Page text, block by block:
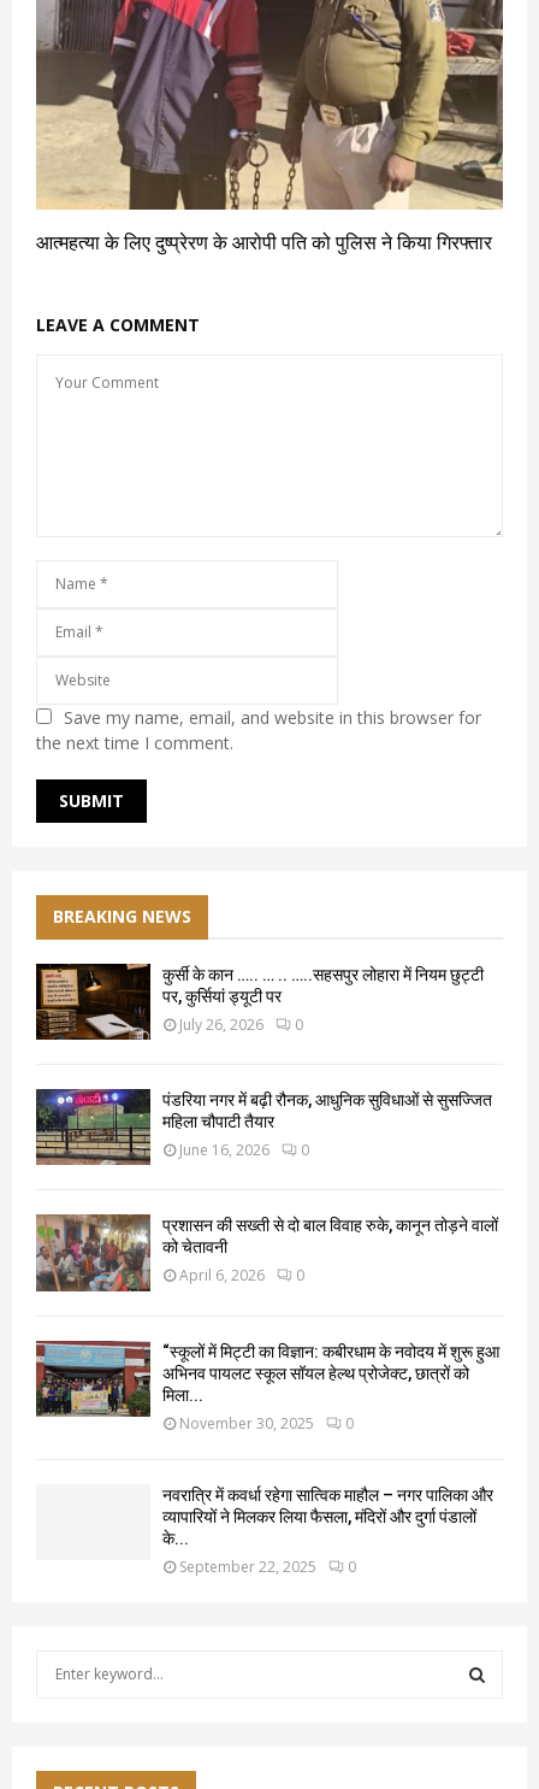
आत्महत्या के लिए दुष्प्रेरण के आरोपी पति को पुलिस ने किया गिरफ्तार
LEAVE A COMMENT
Save my name, email, and website in this browser for
the next time I comment.
BREAKING NEWS
कुर्सी के कान ….. … .. …..सहसपुर लोहारा में नियम छुट्टी
पर, कुर्सियां ड्यूटी पर
July 26, 2026 0
पंडरिया नगर में बढ़ी रौनक, आधुनिक सुविधाओं से सुसज्जित
महिला चौपाटी तैयार
June 16, 2026 0
प्रशासन की सख्ती से दो बाल विवाह रुके, कानून तोड़ने वालों
को चेतावनी
April 6, 2026 0
“स्कूलों में मिट्टी का विज्ञान: कबीरधाम के नवोदय में शुरू हुआ
अभिनव पायलट स्कूल सॉयल हेल्थ प्रोजेक्ट, छात्रों को
मिला...
November 30, 2025 0
नवरात्रि में कवर्धा रहेगा सात्विक माहौल – नगर पालिका और
व्यापारियों ने मिलकर लिया फैसला, मंदिरों और दुर्गा पंडालों
के...
September 22, 2025 0